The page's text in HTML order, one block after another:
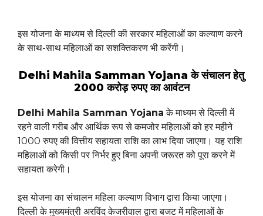
इस योजना के माध्यम से दिल्ली की सरकार महिलाओं का कल्याण करने
के साथ-साथ महिलाओं का सशक्तिकरण भी करेंगी।
Delhi Mahila Samman Yojana के संचालन हेतु
2000 करोड़ रुपए का आवंटन
Delhi Mahila Samman Yojana के माध्यम से दिल्ली में
रहने वाली गरीब और आर्थिक रूप से कमजोर महिलाओं को हर महीने
1000 रुपए की वित्तीय सहायता राशि का लाभ दिया जाएगा। यह राशि
महिलाओं को किसी पर निर्भर हुए बिना अपनी जरूरत को पूरा करने में
सहायता करेगी।
इस योजना का संचालन महिला कल्याण विभाग द्वारा किया जाएगा।
दिल्ली के मुख्यमंत्री अरविंद केजरीवाल द्वारा बजट में महिलाओं के